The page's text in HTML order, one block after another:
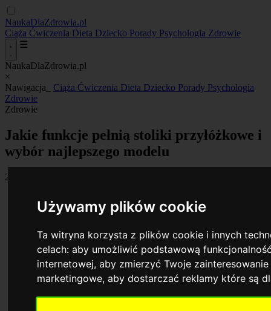
Używamy plików cookie
Ta witryna korzysta z plików cookie i innych
celach:aby umożliwić podstawową
internetowej,aby zmierzyć Twoje
marketingowe,aby dostarczać reklamy które są
NaukaDlaZdrowia.pl
Ciąża Ćwiczenia Dieta Dziecko Porady Psychologia Zdrowie
☰
NaukaDlaZdrowia.pl
×
Nawigacja_
Ciąża Ćwiczenia Dieta Dziecko Porady Psychologia
Zdrowie
Zdrowie
Jakie funkcje pełnią stoliki przyłóżkowe i
wybór najlepszego modelu
24 May 2026